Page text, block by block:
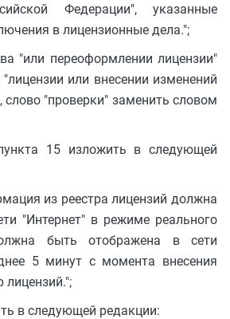
Федерации", указанные
в лицензионные дела.";
"или переоформлении лицензии"
или внесении изменений
слово "проверки" заменить словом
15 изложить в следующей
из реестра лицензий должна
"Интернет" в режиме реального
быть отображена в сети
5 минут с момента внесения
лицензий.";
в следующей редакции: